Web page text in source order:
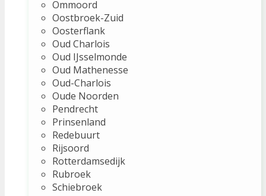
Ommoord
Oostbroek-Zuid
Oosterflank
Oud Charlois
Oud IJsselmonde
Oud Mathenesse
Oud-Charlois
Oude Noorden
Pendrecht
Prinsenland
Redebuurt
Rijsoord
Rotterdamsedijk
Rubroek
Schiebroek